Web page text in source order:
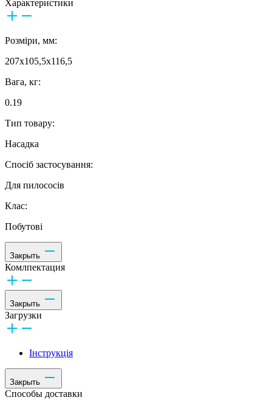
Характеристики
Розміри, мм:
207x105,5x116,5
Вага, кг:
0.19
Тип товару:
Насадка
Спосіб застосування:
Для пилососів
Клас:
Побутові
Закрыть
Комлпектация
Закрыть
Загрузки
Інструкція
Закрыть
Способы доставки